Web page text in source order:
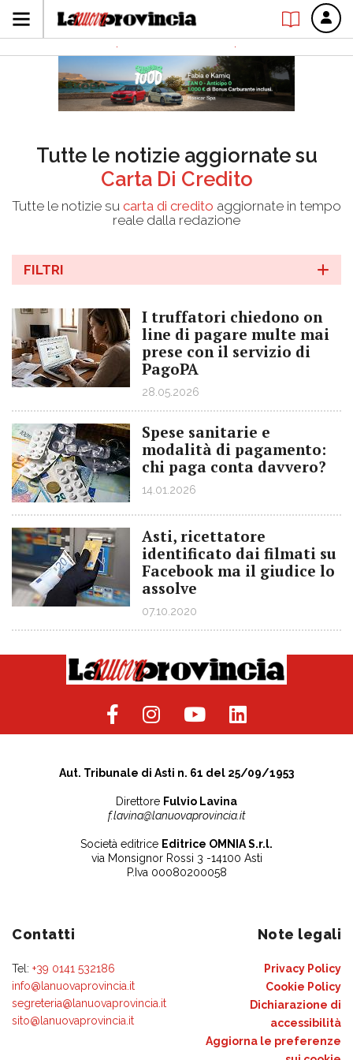
Tutte le notizie aggiornate su
Carta Di Credito
Tutte le notizie su carta di credito aggiornate in tempo
reale dalla redazione
FILTRI
I truffatori chiedono on
line di pagare multe mai
prese con il servizio di
PagoPA
28.05.2026
Spese sanitarie e
modalità di pagamento:
chi paga conta davvero?
14.01.2026
Asti, ricettatore
identificato dai filmati su
Facebook ma il giudice lo
assolve
07.10.2020
Aut. Tribunale di Asti n. 61 del 25/09/1953
Direttore Fulvio Lavina
f.lavina@lanuovaprovincia.it
Società editrice Editrice OMNIA S.r.l.
via Monsignor Rossi 3 -14100 Asti
P.Iva 00080200058
Contatti
Tel: +39 0141 532186
info@lanuovaprovincia.it
segreteria@lanuovaprovincia.it
sito@lanuovaprovincia.it
Note legali
Privacy Policy
Cookie Policy
Dichiarazione di
accessibilità
Aggiorna le preferenze